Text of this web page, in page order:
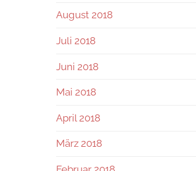
August 2018
Juli 2018
Juni 2018
Mai 2018
April 2018
März 2018